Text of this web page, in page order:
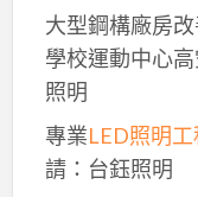
大型鋼構廠房改
學校運動中心
照明
專業LED照明工
請：台鈺照明